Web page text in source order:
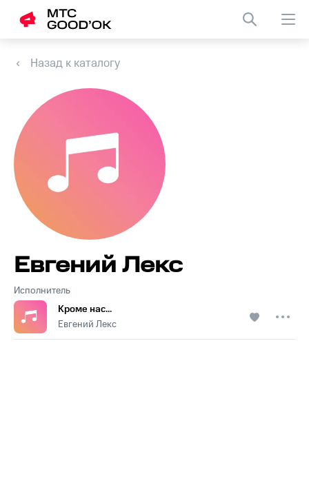
Назад к каталогу
Исполнитель
Евгений Лекс
Кроме нас…
Евгений Лекс